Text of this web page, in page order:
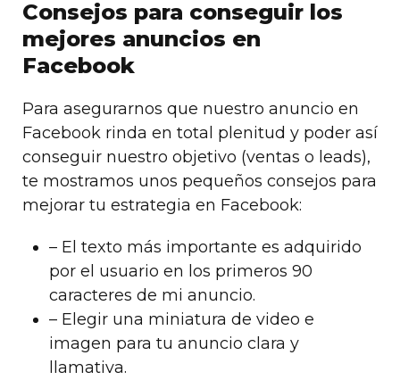
Consejos para conseguir los
mejores anuncios en
Facebook
Para asegurarnos que nuestro anuncio en
Facebook rinda en total plenitud y poder así
conseguir nuestro objetivo (ventas o leads),
te mostramos unos pequeños consejos para
mejorar tu estrategia en Facebook:
– El texto más importante es adquirido
por el usuario en los primeros 90
caracteres de mi anuncio.
– Elegir una miniatura de video e
imagen para tu anuncio clara y
llamativa.